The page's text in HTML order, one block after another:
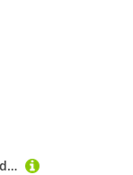
GOREWEAR SWIFTRIDE Fahrradtights Damen